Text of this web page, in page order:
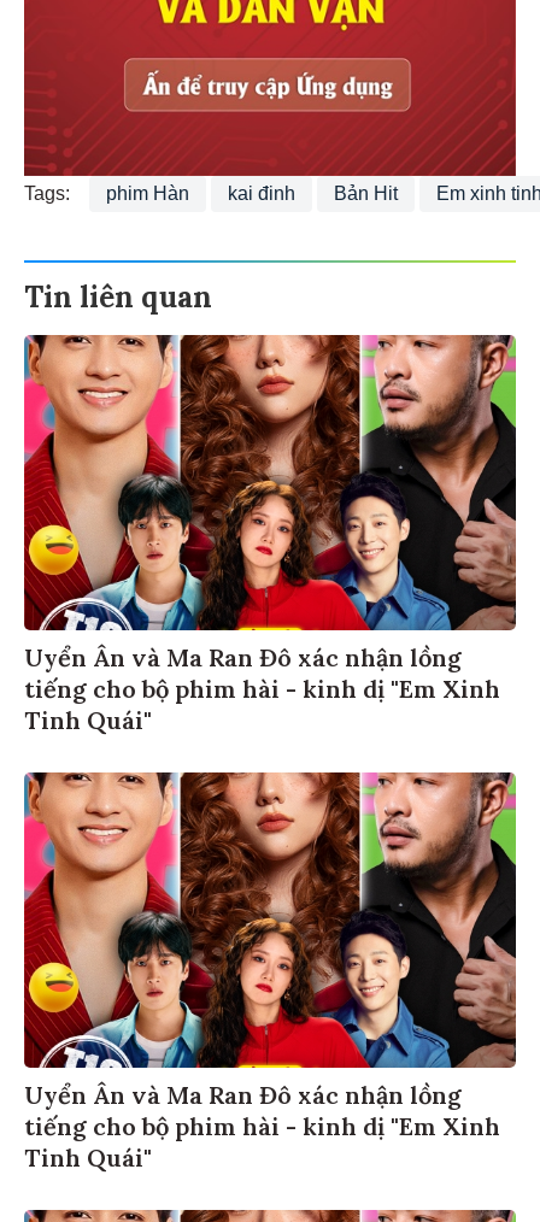
Tags: phim Hàn kai đinh Bản Hit Em xinh
Tin liên quan
Uyển Ân và Ma Ran Đô xác nhận lồng
tiếng cho bộ phim hài - kinh dị "Em Xinh
Tinh Quái"
Uyển Ân và Ma Ran Đô xác nhận lồng
tiếng cho bộ phim hài - kinh dị "Em Xinh
Tinh Quái"